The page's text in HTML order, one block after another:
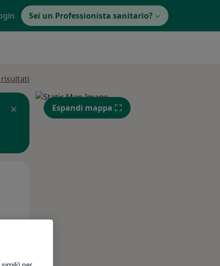
Sei un Professionista sanitario?
Espandi mappa